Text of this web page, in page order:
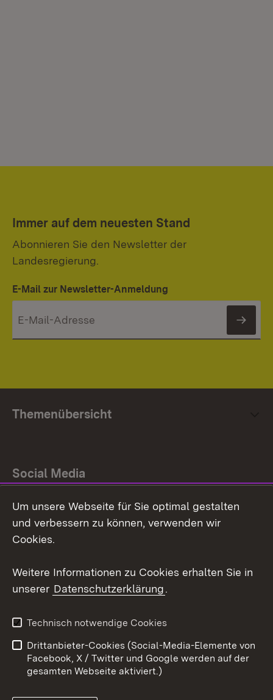
Immer auf dem neuesten Stand
Abonnieren Sie den Newsletter der
Landesregierung.
E-Mail zur Newsletter-Anmeldung
Themenübersicht
Social Media
Facebook
Barrierefreiheit
Kontakt
Cookies
Um unsere Webseite für Sie optimal gestalten
und verbessern zu können, verwenden wir
Cookies.
Weitere Informationen zu Cookies erhalten Sie in
unserer Datenschutzerklärung.
Technisch notwendige Cookies
Drittanbieter-Cookies (Social-Media-Elemente von
Facebook, X / Twitter und Google werden auf der
gesamten Webseite aktiviert.)